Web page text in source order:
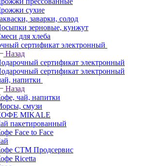
сухие
заварки, солод
зерновые, кунжут
для хлеба
сертификат электронный
Назад
сертификат электронный
сертификат электронный
напитки
Назад
чай, напитки
смузи
MIKALE
пакетированный
Face to Face
СТМ Продсервис
Ricetta